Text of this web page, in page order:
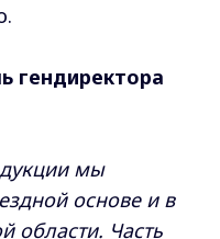
гендиректора
мы
основе и в
области. Часть